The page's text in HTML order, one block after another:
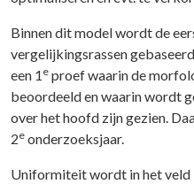
Binnen dit model wordt de
vergelijkingsrassen
een 1 e proef waarin de
beoordeeld en waarin wordt
over het hoofd zijn gezien.
2e onderzoeksjaar.
Uniformiteit wordt in het veld